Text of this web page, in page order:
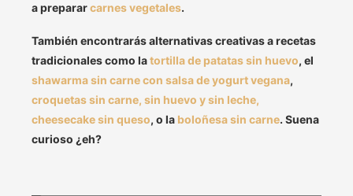
a prepararcarnes vegetales.
También encontrarás alternativas creativas a recetas
tradicionales como latortilla de patatas sin huevo, el
shawarma sin carne con salsa de yogurt vegana,
croquetas sin carne, sin huevo y sin leche,
cheesecake sin queso, o la boloñesa sin carne. Suena
curioso ¿eh?